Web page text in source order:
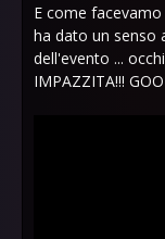
E come
ha dato un senso
dell'evento ...
IMPAZZITA!!!